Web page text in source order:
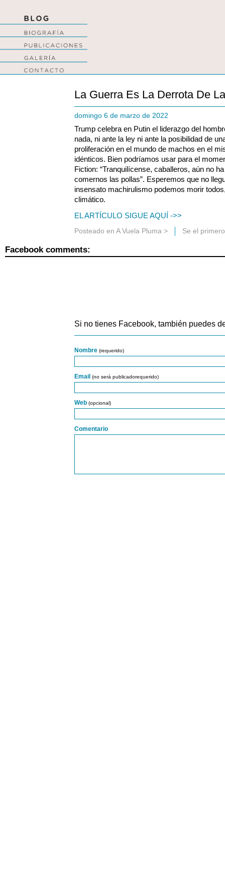
La Guerra Es La Derrota De
domingo 6 de marzo de 2022
Trump celebra en Putin el liderazgo del
nada, ni ante la ley ni ante la posibilidad de
proliferación en el mundo de machos en el
idénticos. Bien podríamos usar para el
Fiction: “Tranquilícense, caballeros, aún no
comernos las pollas”. Esperemos que no
insensato machirulismo podemos morir
climático.
EL ARTÍCULO SIGUE AQUÍ ->>
Posteado en A Vuela Pluma > Se el
Facebook comments:
Si no tienes Facebook, también puedes
Nombre (requerido)
Email (no será publicadorequerido)
Web (opcional)
Comentario